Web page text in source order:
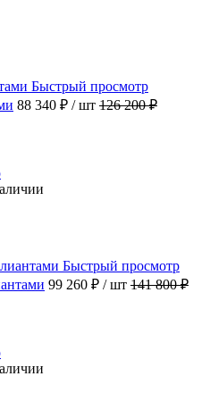
Быстрый просмотр
88 340 ₽ / шт 126 200 ₽
Быстрый просмотр
99 260 ₽ / шт 141 800 ₽